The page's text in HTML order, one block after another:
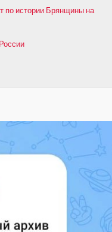
по истории Брянщины на